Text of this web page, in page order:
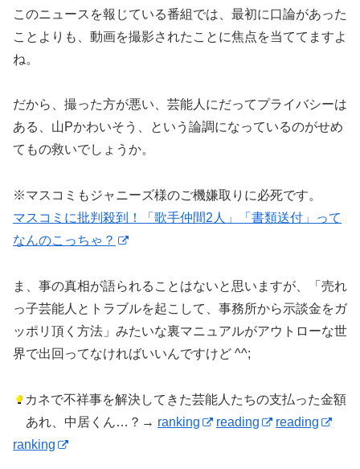
このニュースを報じている番組では、最初に口論があった
ことよりも、動画を撮影されたことに焦点を当ててますよ
ね。
だから、撮った方が悪い、芸能人にだってプライバシーは
ある、山Pかわいそう、という論調になっているのがせめ
てもの救いでしょうか。
※マスコミもジャニーズ様のご機嫌取りに必死です。
マスコミに批判殺到！「歌手仲間2人」「書類送付」って
なんのこっちゃ？
ま、事の真相が語られることはないと思いますが、「売れ
っ子芸能人とトラブルを起こして、事務所から示談金をガ
ッポリ頂く方法」みたいな裏マニュアルがアウトローな世
界で出回ってなければいいんですけど ^^;
カネで不祥事を解決してきた芸能人たちの支払った金額
あれ、中居くん…？→ ranking reading
reading
ranking